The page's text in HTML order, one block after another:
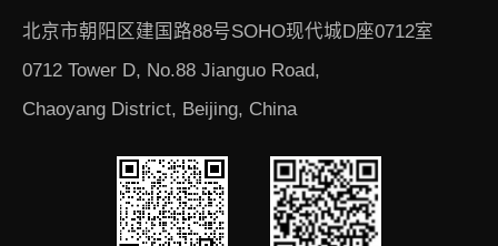
北京市朝阳区建国路88号SOHO现代城D座0712室
0712 Tower D, No.88 Jianguo Road,
Chaoyang District, Beijing, China